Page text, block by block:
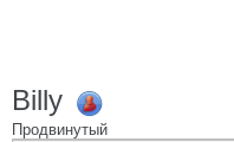
Billy
Продвинутый